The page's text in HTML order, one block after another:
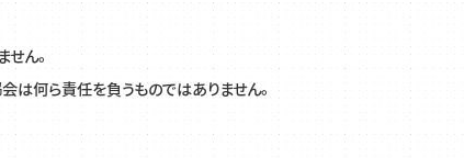
ん。
は何ら責任を負うものではありません。